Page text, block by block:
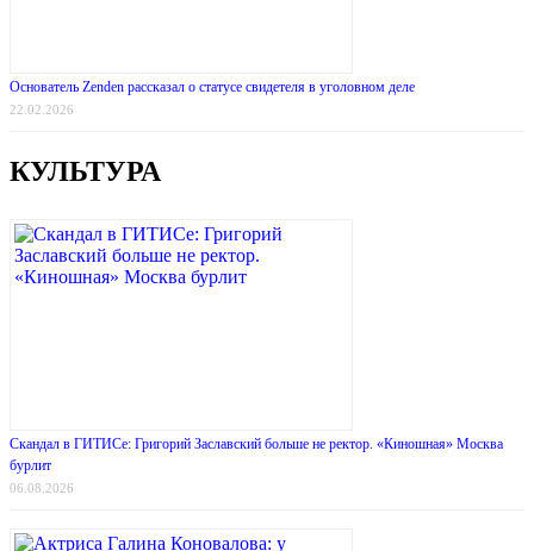
Основатель Zenden рассказал о статусе свидетеля в уголовном деле
22.02.2026
КУЛЬТУРА
Скандал в ГИТИСе: Григорий Заславский больше не ректор. «Киношная» Москва
бурлит
06.08.2026